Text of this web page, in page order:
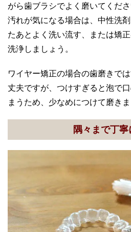
がら歯ブラシでよく磨いてくださ
汚れが気になる場合は、中性洗
たあとよく洗い流す、または矯
洗浄しましょう。
ワイヤー矯正の場合の歯磨きで
丈夫ですが、つけすぎると泡で
まうため、少なめにつけて磨きま
隅々まで丁寧